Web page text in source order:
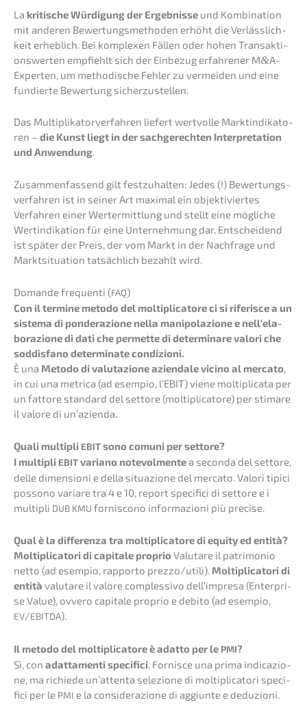
La kriti­sche Würdi­gung der Ergeb­nis­se und Kombi­na­ti­on
mit anderen Bewer­tungs­me­tho­den erhöht die Verläss­lich­
keit erheb­lich. Bei komple­xen Fällen oder hohen Trans­ak­ti­
ons­wer­ten empfiehlt sich der Einbe­zug erfah­re­ner M&A-
Experten, um metho­di­sche Fehler zu vermei­den und eine
fundier­te Bewer­tung sicherzustellen.
Das Multi­pli­ka­tor­ver­fah­ren liefert wertvol­le Markt­in­di­ka­to­
ren – die Kunst liegt in der sachge­rech­ten Inter­pre­ta­ti­on
und Anwen­dung.
Zusam­men­fas­send gilt festzu­hal­ten: Jedes (!) Bewer­tungs­
ver­fah­ren ist in seiner Art maximal ein objek­ti­vier­tes
Verfah­ren einer Wertermitt­lung und stellt eine mögli­che
Wertin­di­ka­ti­on für eine Unter­neh­mung dar. Entschei­dend
ist später der Preis, der vom Markt in der Nachfra­ge und
Markt­si­tua­ti­on tatsäch­lich bezahlt wird.
Doman­de frequen­ti (FAQ)
Con il termi­ne metodo del molti­pli­ca­to­re ci si riferis­ce a un
siste­ma di ponde­ra­zio­ne nella manipo­la­zio­ne e nell’e­la­
bo­ra­zio­ne di dati che permet­te di deter­mina­re valori che
soddis­fa­no deter­mi­na­te condizioni.
È una Metodo di valuta­zio­ne aziend­a­le vicino al merca­to,
in cui una metri­ca (ad esempio, l’EBIT) viene molti­pli­ca­ta per
un fatto­re standard del setto­re (molti­pli­ca­to­re) per stima­re
il valore di un’azienda.
Quali multi­pli EBITsono comuni per settore?
I multi­pli EBITvaria­no notevol­men­tea secon­da del setto­re,
delle dimen­sio­ni e della situa­zio­ne del merca­to. Valori tipici
posso­no varia­re tra 4 e 10, report speci­fi­ci di setto­re e i
multi­pli DUB KMU fornis­co­no infor­ma­zio­ni più precise.
Qual è la diffe­ren­za tra molti­pli­ca­to­re di equity ed entità?
Molti­pli­ca­to­ri di capita­le proprioValut­a­re il patri­mo­nio
netto (ad esempio, rappor­to prezzo/utili). Molti­pli­ca­to­ri di
entità valut­a­re il valore comples­si­vo dell’im­pre­sa (Enter­pri­
se Value), ovvero capita­le proprio e debito (ad esempio,
EV/EBITDA).
Il metodo del molti­pli­ca­to­re è adatto per le PMI?
Sì, con adatta­men­ti speci­fi­ci. Fornis­ce una prima indica­zio­
ne, ma richie­de un’at­ten­ta selezio­ne di molti­pli­ca­to­ri speci­
fi­ci per le PMI e la conside­ra­zio­ne di aggiunte e deduzioni.